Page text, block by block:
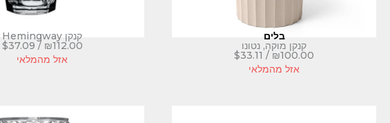
בלים
קנקן מוקה, נטונו
₪100.00
/
$33.11
אזל מהמלאי
קנקן Hemingway
₪112.00
/
$37.09
אזל מהמלאי